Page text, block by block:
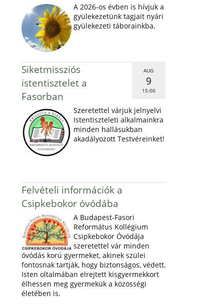
A 2026-os évben is hívjuk a
gyülekezetünk tagjait nyári
gyülekezeti táborainkba.
AUG
9
15:00
Siketmissziós
istentisztelet a
Fasorban
Szeretettel várjuk jelnyelvi
Istentiszteleti alkalmainkra
minden hallásukban
akadályozott Testvéreinket!
Felvételi információk a
Csipkebokor óvódába
A Budapest-Fasori
Református Kollégium
Csipkebokor Óvódája
szeretettel vár minden
óvódás korú gyermeket, akinek szülei
fontosnak tartják, hogy biztonságos, védett,
Isten oltalmában elrejtett kisgyermekkort
élhessen meg gyermekük a közösségi
életében is.